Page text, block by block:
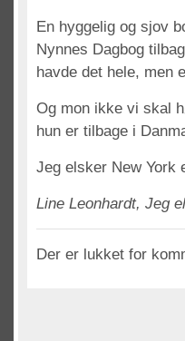
En hyggelig og sjov
Nynnes Dagbog
havde det hele, men
Og mon ikke vi skal
hun er tilbage i
Jeg elsker New York
Line Leonhardt, Jeg
Der er lukket for